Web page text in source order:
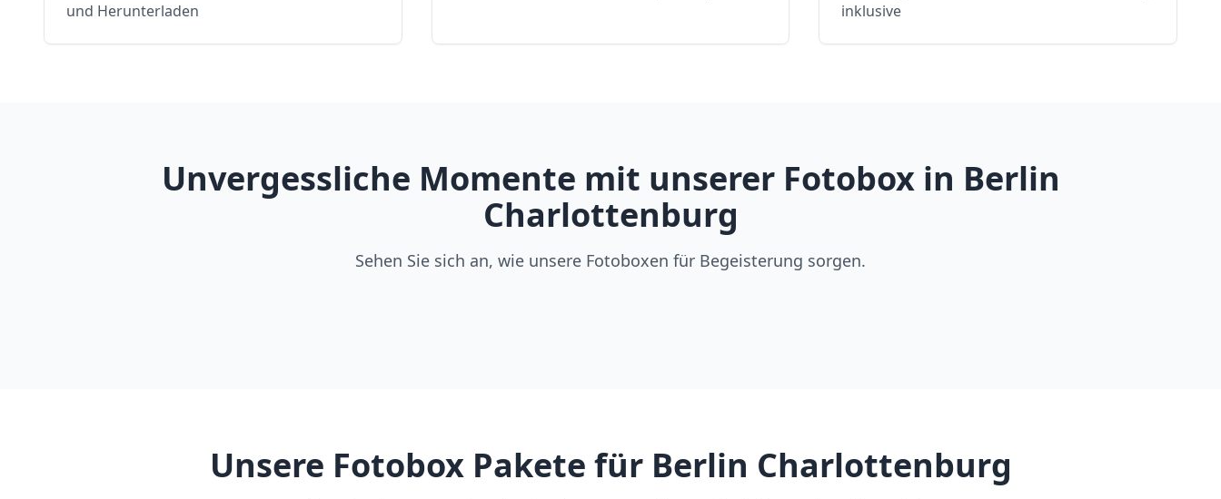
und Herunterladen
inklusive
Unvergessliche Momente mit unserer Fotobox in Berlin
Charlottenburg
Sehen Sie sich an, wie unsere Fotoboxen für Begeisterung sorgen.
Unsere Fotobox Pakete für Berlin Charlottenburg